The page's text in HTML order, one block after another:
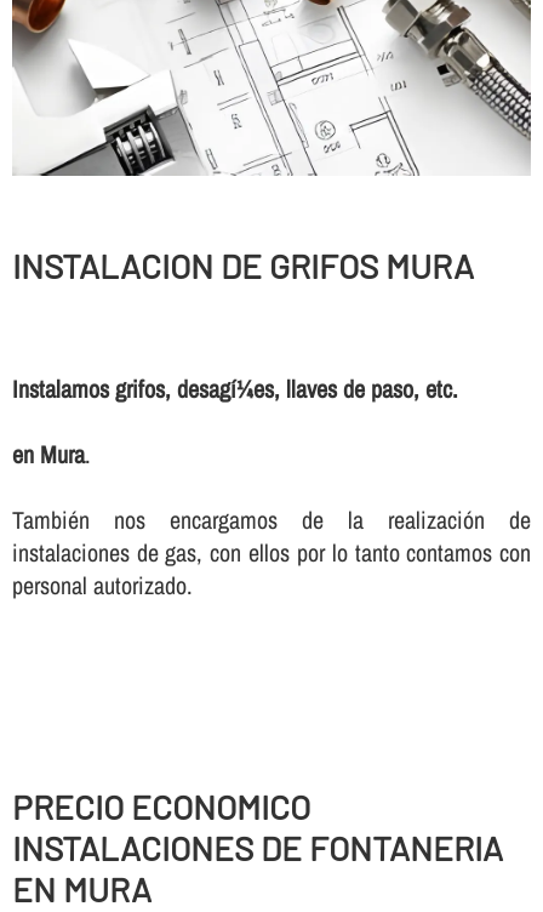
INSTALACION DE GRIFOS MURA
Instalamos grifos, desagí¼es, llaves de paso, etc.
en Mura.
También nos encargamos de la realización de
instalaciones de gas, con ellos por lo tanto contamos con
personal autorizado.
PRECIO ECONOMICO
INSTALACIONES DE FONTANERIA
EN MURA